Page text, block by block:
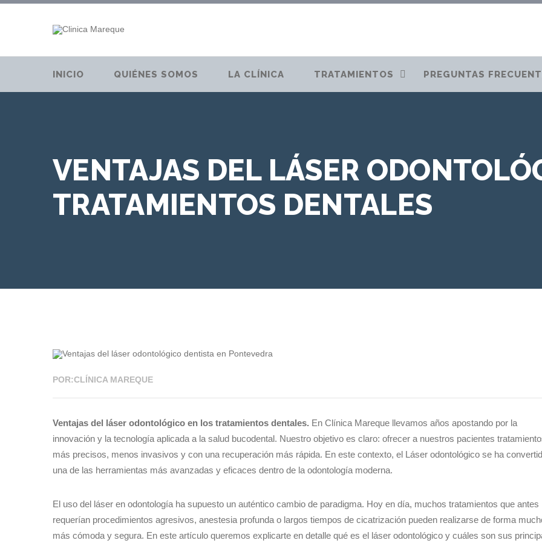
INICIO QUIÉNES SOMOS LA CLÍNICA TRATAMIENTOS PREGUNTAS
VENTAJAS DEL LÁSER
TRATAMIENTOS DENTALES
POR:CLÍNICA MAREQUE
Ventajas del láser odontológico en los tratamientos dentales. En Clínica Mareque llevamos años apostando por la
innovación y la tecnología aplicada a la salud bucodental. Nuestro objetivo es claro: ofrecer a nuestros pacientes
más precisos, menos invasivos y con una recuperación más rápida. En este contexto, el Láser odontológico se ha
una de las herramientas más avanzadas y eficaces dentro de la odontología moderna.
El uso del láser en odontología ha supuesto un auténtico cambio de paradigma. Hoy en día, muchos tratamientos que antes
requerían procedimientos agresivos, anestesia profunda o largos tiempos de cicatrización pueden realizarse de forma
más cómoda y segura. En este artículo queremos explicarte en detalle qué es el láser odontológico y cuáles son sus